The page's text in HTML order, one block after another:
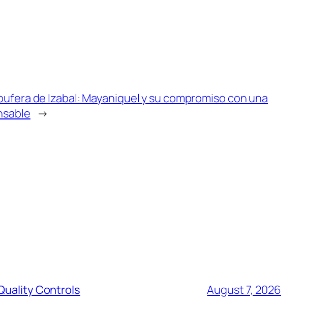
de Izabal: Mayaniquel y su compromiso con una
→
Controls August 7, 2026